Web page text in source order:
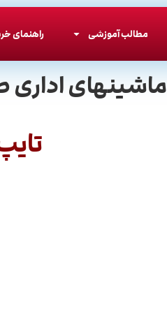
مطالب آموزشی راهنمای
ماشینهای اداری
تایپ